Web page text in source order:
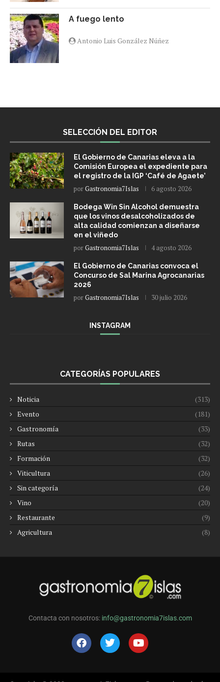
A fuego lento
Antonio Luis González Núñez
SELECCIÓN DEL EDITOR
El Gobierno de Canarias eleva a la
Comisión Europea el expediente para
el registro de la IGP ‘Café de Agaete’
porGastronomia7Islas 6 agosto 2026
Bodega Win Sin Alcohol demuestra
que los vinos desalcoholizados de
alta calidad comienzan a diseñarse
en el viñedo
porGastronomia7Islas 4 agosto 2026
El Gobierno de Canarias convoca el
Concurso de Sal Marina Agrocanarias
2026
porGastronomia7Islas 30 julio 2026
INSTAGRAM
CATEGORÍAS POPULARES
Noticia
(313)
Evento
(181)
Gastronomía
(33)
Rutas
(32)
Formación
(32)
Viticultura
(26)
Sin categoría
(24)
Vino
(20)
Restaurante
(9)
Agricultura
(8)
Contacta con nosotros: info@gastronomia7islas.com